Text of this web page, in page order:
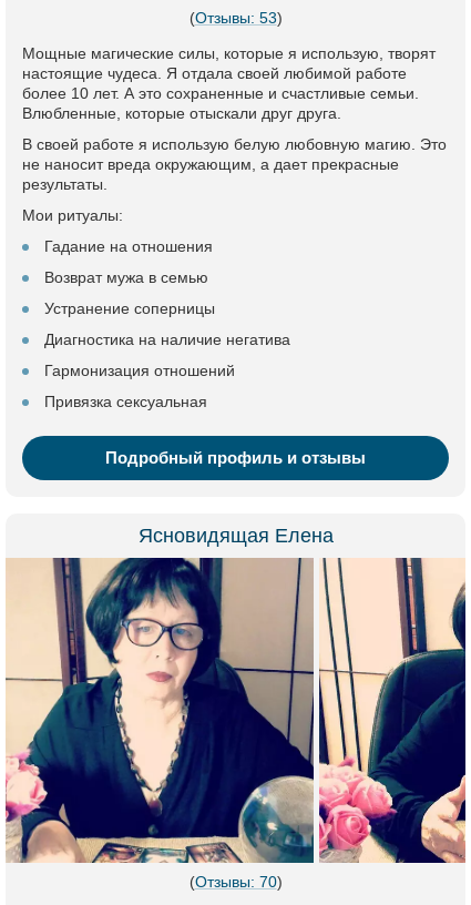
(Отзывы: 53)
Мощные магические силы, которые я использую, творят
настоящие чудеса. Я отдала своей любимой работе
более 10 лет. А это сохраненные и счастливые семьи.
Влюбленные, которые отыскали друг друга.
В своей работе я использую белую любовную магию. Это
не наносит вреда окружающим, а дает прекрасные
результаты.
Мои ритуалы:
Гадание на отношения
Возврат мужа в семью
Устранение соперницы
Диагностика на наличие негатива
Гармонизация отношений
Привязка сексуальная
Подробный профиль и отзывы
Ясновидящая Елена
(Отзывы: 70)